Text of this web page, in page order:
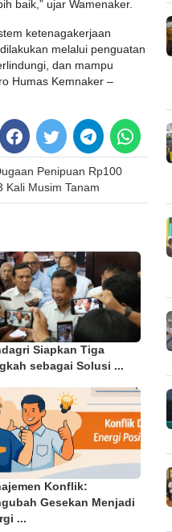
baik,” ujar Wamenaker.
ketenagakerjaan
melalui penguatan
dan mampu
Humas Kemnaker –
Penipuan Rp100
Kali Musim Tanam
Siapkan Tiga
sebagai Solusi ...
Konflik:
Gesekan Menjadi
...